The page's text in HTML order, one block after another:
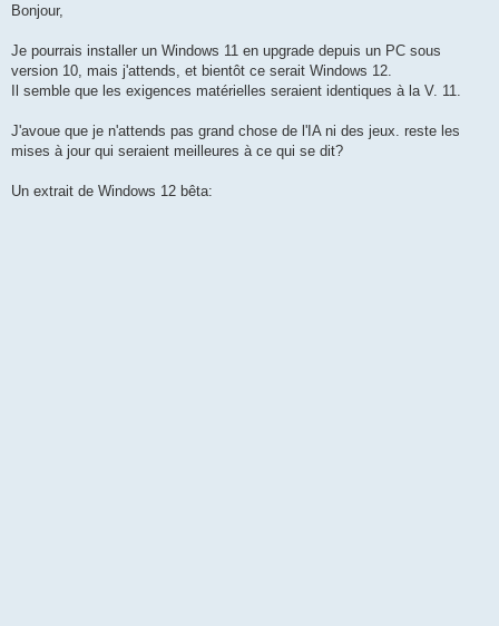
s
g
Bonjour,
Je pourrais installer un Windows 11 en upgrade depuis un PC sous
version 10, mais j'attends, et bientôt ce serait Windows 12.
Il semble que les exigences matérielles seraient identiques à la V. 11.
J'avoue que je n'attends pas grand chose de l'IA ni des jeux. reste les
mises à jour qui seraient meilleures à ce qui se dit?
Un extrait de Windows 12 bêta: